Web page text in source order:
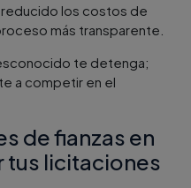
reducido los costos de
más transparente.
te detenga;
a competir en el
de fianzas en
tus licitaciones